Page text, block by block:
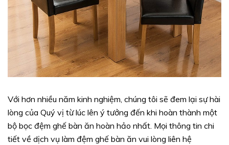
Với hơn nhiều năm kinh nghiệm, chúng tôi sẽ đem lại sự hài
lòng của Quý vị từ lúc lên ý tưởng đến khi hoàn thành một
bộ bọc đệm ghế bàn ăn hoàn hảo nhất. Mọi thông tin chi
tiết về dịch vụ làm đệm ghế bàn ăn vui lòng liên hệ